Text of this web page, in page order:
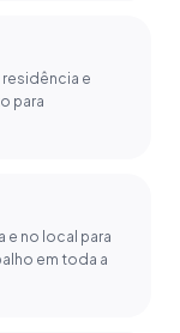
e
para
e no local para
em toda a